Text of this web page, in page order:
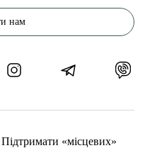
нам
Підтримати «місцевих»